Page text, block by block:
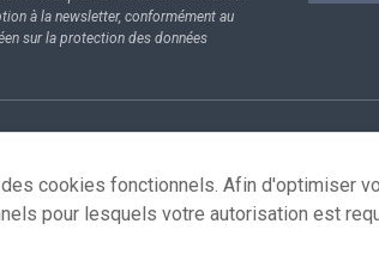
à la newsletter, conformément au
sur la protection des données
cookies fonctionnels. Afin d'optimiser
pour lesquels votre autorisation est